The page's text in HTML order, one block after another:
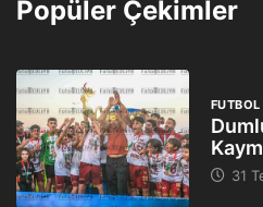
Popüler Çekimler
FUTBOL
31